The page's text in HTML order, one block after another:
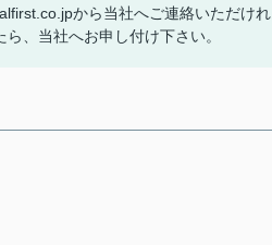
から当社へご連絡いただけれ
、当社へお申し付け下さい。